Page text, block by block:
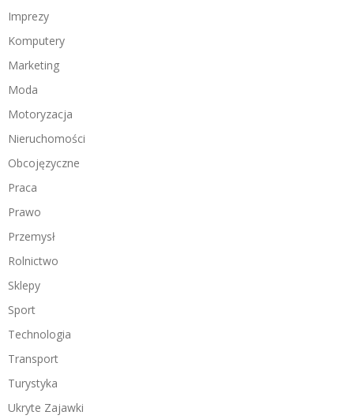
Imprezy
Komputery
Marketing
Moda
Motoryzacja
Nieruchomości
Obcojęzyczne
Praca
Prawo
Przemysł
Rolnictwo
Sklepy
Sport
Technologia
Transport
Turystyka
Ukryte Zajawki